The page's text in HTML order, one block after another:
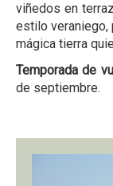
viñedos en
estilo veraniego,
mágica tierra
Temporada de
de septiembre.